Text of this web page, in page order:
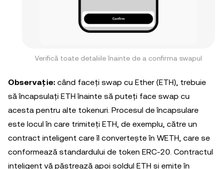
Verifică toate detaliile înainte de a confirma swapul
Observație: când faceți swap cu Ether (ETH), trebuie
să încapsulați ETH înainte să puteți face swap cu
acesta pentru alte tokenuri. Procesul de încapsulare
este locul în care trimiteți ETH, de exemplu, către un
contract inteligent care îl convertește în WETH, care se
conformează standardului de token ERC-20. Contractul
inteligent vă păstrează apoi soldul ETH și emite în